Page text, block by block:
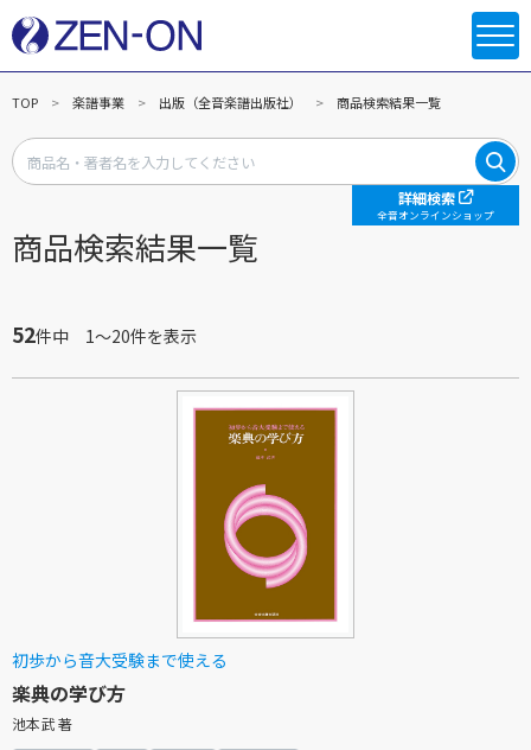
TOP 楽譜事業 出版（全音楽譜出版社） 商品検索結果一覧
商品検索結果一覧
詳細検索
全音オンラインショップ
52件中 1～20件を表示
初歩から音大受験まで使える
楽典の学び方
池本武 著